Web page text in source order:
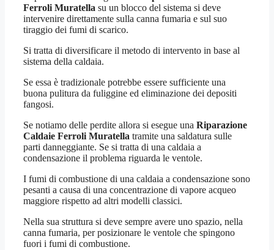
Ferroli Muratella su un blocco del sistema si deve
intervenire direttamente sulla canna fumaria e sul suo
tiraggio dei fumi di scarico.
Si tratta di diversificare il metodo di intervento in base al
sistema della caldaia.
Se essa è tradizionale potrebbe essere sufficiente una
buona pulitura da fuliggine ed eliminazione dei depositi
fangosi.
Se notiamo delle perdite allora si esegue una Riparazione
Caldaie Ferroli Muratella tramite una saldatura sulle
parti danneggiante. Se si tratta di una caldaia a
condensazione il problema riguarda le ventole.
I fumi di combustione di una caldaia a condensazione sono
pesanti a causa di una concentrazione di vapore acqueo
maggiore rispetto ad altri modelli classici.
Nella sua struttura si deve sempre avere uno spazio, nella
canna fumaria, per posizionare le ventole che spingono
fuori i fumi di combustione.